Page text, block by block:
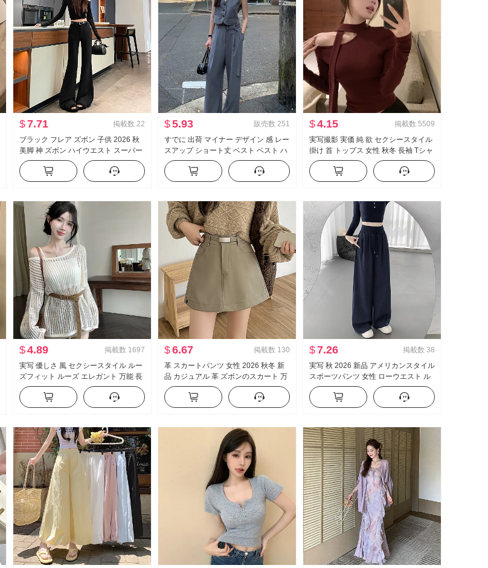
$7.71 掲載数 22
ブラック フレア ズボン 子供 2026 秋
美脚 神 ズボン ハイウエスト スーパー
モデル ズボン スリムフィット 伸縮性
カジュアル ラッパ スラックス
$5.93 販売数 251
すでに 出荷 マイナー デザイン 感 レー
スアップ ショート丈 ベスト ベスト ハ
イウエスト 垂 感 ワイド 脚 カジュアル
パンツ セットアップ
$4.15 掲載数 5509
実写撮影 実価 純 欲 セクシースタイル
掛け 首 トップス 女性 秋冬 長袖 Tシャ
ツ 高度 感 表示 ボディピース 内 かけ
る インナーシャツ
$4.89 掲載数 1697
実写 優しさ 風 セクシースタイル ルー
ズフィット ルーズ エレガント 万能 長
袖 レース ニット ブラウス キャミソー
ル
$6.67 掲載数 130
革 スカートパンツ 女性 2026 秋冬 新
品 カジュアル 革 ズボンのスカート 万
能 スカート PUレザー ミニスカート
ハイウエスト A字 スカートパンツ
$7.26 掲載数 38
実写 秋 2026 新品 アメリカンスタイル
スポーツパンツ 女性 ローウエスト ル
ーズフィット ルーズ ワイド 脚 カジュ
アル ガード ズボン ワイドパンツ サブ